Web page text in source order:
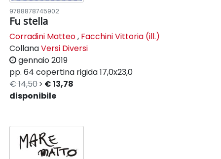
9788878745902
Fu stella
Corradini Matteo, Facchini Vittoria (ill.)
CollanaVersi Diversi
gennaio 2019
pp. 64 copertina rigida17,0x23,0
€ 14,50
€ 13,78
disponibile